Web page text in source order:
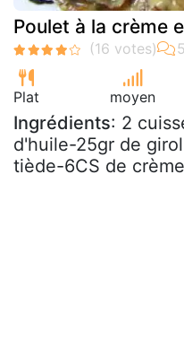
Poulet à la crème
Plat moyen
Ingrédients: 2
d'huile-25gr de
tiède-6CS de